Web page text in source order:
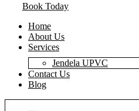
Book Today
Home
About Us
Services
Jendela UPVC
Contact Us
Blog